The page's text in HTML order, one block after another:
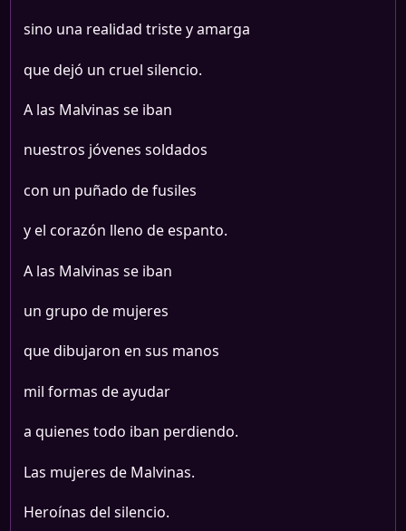
sino una realidad triste y amarga
que dejó un cruel silencio.
A las Malvinas se iban
nuestros jóvenes soldados
con un puñado de fusiles
y el corazón lleno de espanto.
A las Malvinas se iban
un grupo de mujeres
que dibujaron en sus manos
mil formas de ayudar
a quienes todo iban perdiendo.
Las mujeres de Malvinas.
Heroínas del silencio.